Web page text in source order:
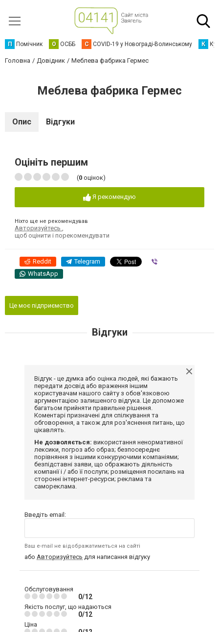
П Помічник О ОСББ C COVID-19 у Новограді-Волинському К
Головна Довідник Меблева фабрика Гермес
Меблева фабрика Гермес
Опис Відгуки
Оцініть першим
(0 оцінок)
Я рекомендую
Ніхто ще не рекомендував
Авторизуйтесь
щоб оцінити і порекомендувати
Reddit Telegram
WhatsApp
Це моє підприємство
Відгуки
Відгук - це думка або оцінка людей, які бажають
передати досвід або враження іншим
користувачам нашого сайту з обов'язковою
аргументацією залишеного відгука. Це допоможе
багатьом прийняти правильне рішення.
Коментарі призначені для спілкування та
обговорення, а також для роз'яснення питань, що
цікавлять.
Не дозволяється: використання ненормативної
лексики, погроз або образ; безпосереднє
порівняння з іншими конкуруючими компаніями;
безпідставні заяви, що ображають діяльність
компанії і / або її послуги; розміщення посилань на
сторонні інтернет-ресурси; реклама та
самореклама.
Введіть email:
Ваш e-mail не відображатиметься на сайті
або Авторизуйтесь для написання відгуку
Обслуговування
0/12
Якість послуг, що надаються
0/12
Ціна